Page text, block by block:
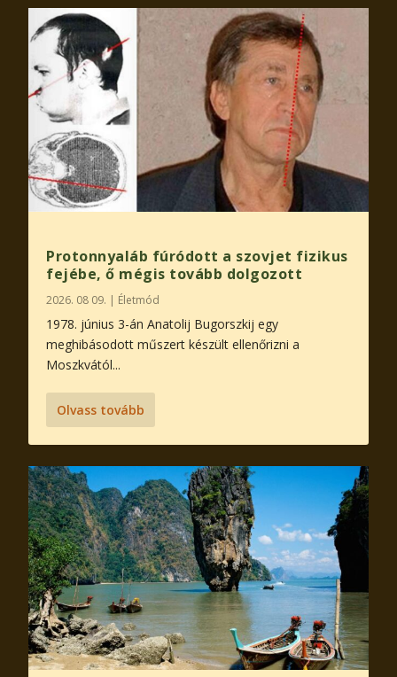
Protonnyaláb fúródott a szovjet fizikus
fejébe, ő mégis tovább dolgozott
2026. 08 09. | Életmód
1978. június 3-án Anatolij Bugorszkij egy
meghibásodott műszert készült ellenőrizni a
Moszkvától...
Olvass tovább